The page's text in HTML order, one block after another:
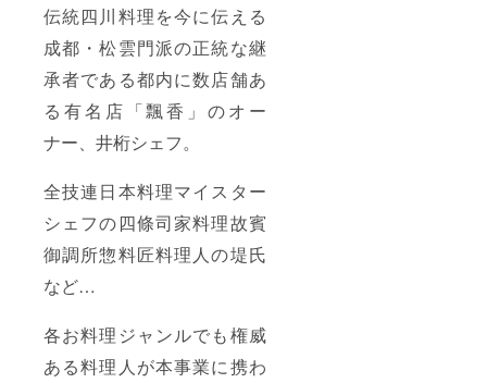
伝統四川料理を今に伝える
成都・松雲門派の正統な継
承者である都内に数店舗あ
る有名店「飄香」のオー
ナー、井桁シェフ。
全技連日本料理マイスター
シェフの四條司家料理故賓
御調所惣料匠料理人の堤氏
など…
各お料理ジャンルでも権威
ある料理人が本事業に携わ